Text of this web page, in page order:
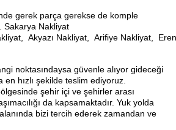
gerek parça gerekse de komple
Sakarya Nakliyat
Akyazı Nakliyat, Arifiye Nakliyat,
noktasındaysa güvenle alıyor gideceği
en hızlı şekilde teslim ediyoruz.
şehir içi ve şehirler arası
da kapsamaktadır. Yuk yolda
bizi tercih ederek zamandan ve